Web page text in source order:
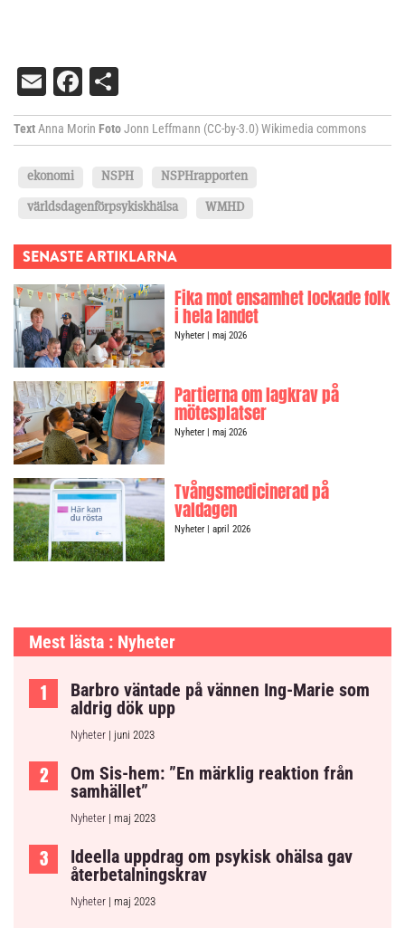
EmailFacebook
TextAnna Morin FotoJonn Leffmann (CC-by-3.0) Wikimedia commons
ekonomi NSPH NSPHrapporten
världsdagenförpsykiskhälsa WMHD
SENASTE ARTIKLARNA
Fika mot ensamhet lockade folk
i hela landet
Nyheter| maj 2026
Partierna om lagkrav på
mötesplatser
Nyheter| maj 2026
Tvångsmedicinerad på
valdagen
Nyheter| april 2026
Mest lästa : Nyheter
Barbro väntade på vännen Ing-Marie som
aldrig dök upp
Nyheter | juni 2023
Om Sis-hem: ”En märklig reaktion från
samhället”
Nyheter | maj 2023
Ideella uppdrag om psykisk ohälsa gav
återbetalningskrav
Nyheter | maj 2023